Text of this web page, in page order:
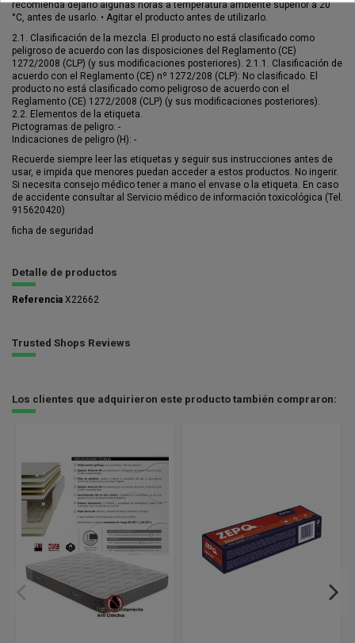
recomienda dejarlo algunas horas a temperatura ambiente superior a 20
°C, antes de usarlo. • Agitar el producto antes de utilizarlo.
2.1. Clasificación de la mezcla. El producto no está clasificado como
peligroso de acuerdo con las disposiciones del Reglamento (CE)
1272/2008 (CLP) (y sus modificaciones posteriores). 2.1.1. Clasificación de
acuerdo con el Reglamento (CE) nº 1272/208 (CLP): No clasificado. El
producto no está clasificado como peligroso de acuerdo con el
Reglamento (CE) 1272/2008 (CLP) (y sus modificaciones posteriores).
2.2. Elementos de la etiqueta.
Pictogramas de peligro: -
Indicaciones de peligro (H): -
Recuerde siempre leer las etiquetas y seguir sus instrucciones antes de
usar, e impida que menores puedan acceder a estos productos. No ingerir.
Si necesita consejo médico tener a mano el envase o la etiqueta. En caso
de accidente consultar al Servicio médico de información toxicológica (Tel.
915620420)
ficha de seguridad
Detalle de productos
Referencia X22662
Trusted Shops Reviews
Los clientes que adquirieron este producto también compraron: